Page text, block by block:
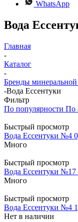
WhatsApp
Вода
Главная
-
Каталог
-
Бренды
-Вода Ессентуки
Фильтр
По популярности По
Быстрый просмотр
Вода Ессентуки №4
Много
Быстрый просмотр
Вода Ессентуки №17
Много
Быстрый просмотр
Вода Ессентуки №4
Нет в наличии